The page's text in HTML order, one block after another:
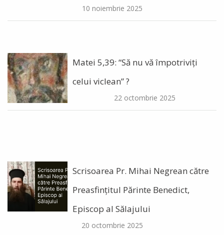
10 noiembrie 2025
Matei 5,39: “Să nu vă împotriviți
celui viclean” ?
22 octombrie 2025
Scrisoarea Pr. Mihai Negrean către
Preasfințitul Părinte Benedict,
Episcop al Sălajului
20 octombrie 2025